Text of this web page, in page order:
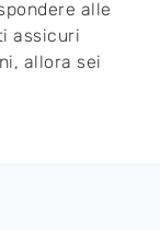
alle
assicuri
allora sei